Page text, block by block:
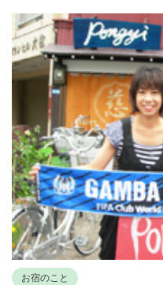
お宿のこと